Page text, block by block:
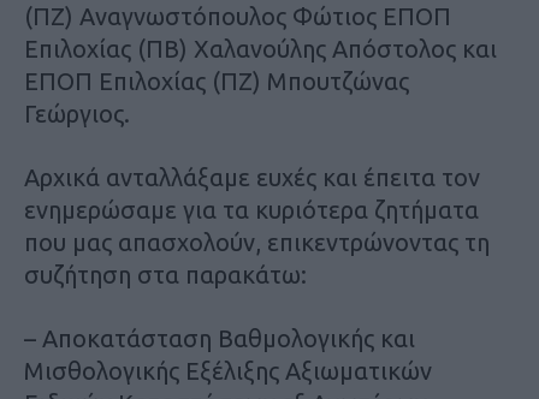
(ΠΖ) Αναγνωστόπουλος Φώτιος ΕΠΟΠ
Επιλοχίας (ΠΒ) Χαλανούλης Απόστολος και
ΕΠΟΠ Επιλοχίας (ΠΖ) Μπουτζώνας
Γεώργιος.
Αρχικά ανταλλάξαμε ευχές και έπειτα τον
ενημερώσαμε για τα κυριότερα ζητήματα
που μας απασχολούν, επικεντρώνοντας τη
συζήτηση στα παρακάτω:
– Αποκατάσταση Βαθμολογικής και
Μισθολογικής Εξέλιξης Αξιωματικών